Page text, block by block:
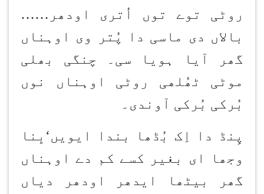
روٹی توے توں اُتری اودھر ……
بالاں دی ماسی دا پُتر وی اوہناں
گھر آیا ہویا سی۔ چنگی بھلی
موٹی ٹھُلھی روٹی اوہناں نوں
بُرکی بُرکی آوندی۔
پِنڈ دا اِک بُڈھا بندا ایویں‘ بِنا
وجھا ای بغیر کسے کم دے اوہناں
گھر بیٹھا ایدھر اودھر دیاں